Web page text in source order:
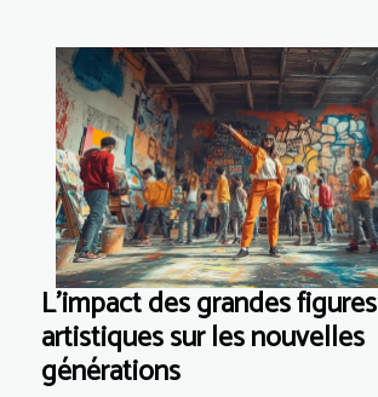
L'impact des grandes figures
artistiques sur les nouvelles
générations